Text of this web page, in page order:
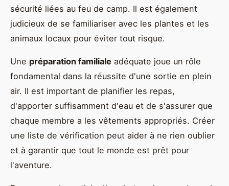
sécurité liées au feu de camp. Il est également
judicieux de se familiariser avec les plantes et les
animaux locaux pour éviter tout risque.
Une préparation familiale adéquate joue un rôle
fondamental dans la réussite d'une sortie en plein
air. Il est important de planifier les repas,
d'apporter suffisamment d'eau et de s'assurer que
chaque membre a les vêtements appropriés. Créer
une liste de vérification peut aider à ne rien oublier
et à garantir que tout le monde est prêt pour
l'aventure.